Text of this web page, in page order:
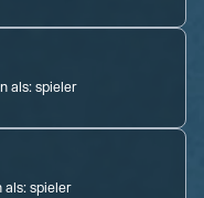
als:spieler
als:spieler